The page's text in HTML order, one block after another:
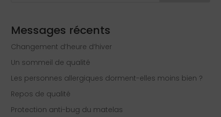
Messages récents
Changement d’heure d’hiver
Un sommeil de qualité
Les personnes allergiques dorment-elles moins bien ?
Repos de qualité
Protection anti-bug du matelas